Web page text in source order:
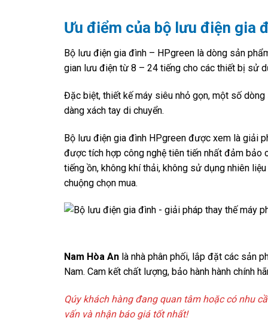
Ưu điểm của bộ lưu điện gia
Bộ lưu điện gia đình – HPgreen là dòng sản
gian lưu điện từ 8 – 24 tiếng cho các thiết bị sử
Đặc biệt, thiết kế máy siêu nhỏ gọn, một số
dàng xách tay di chuyển.
Bộ lưu điện gia đình HPgreen được xem là giải
được tích hợp công nghệ tiên tiến nhất đảm bảo
tiếng ồn, không khí thải, không sử dụng nhiên
chuộng chọn mua.
Nam Hòa An là nhà phân phối, lắp đặt các sản
Nam. Cam kết chất lượng, bảo hành hành chính
Qúy khách hàng đang quan tâm hoặc có nhu
vấn và nhận báo giá tốt nhất!